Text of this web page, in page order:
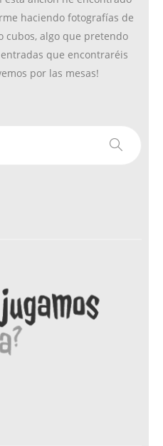
haciendo fotografías de
cubos, algo que pretendo
que encontraréis
por las mesas!